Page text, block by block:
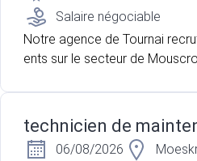
Salaire négociable
Notre agence de Tournai
ents sur le secteur de
technicien de
06/08/2026